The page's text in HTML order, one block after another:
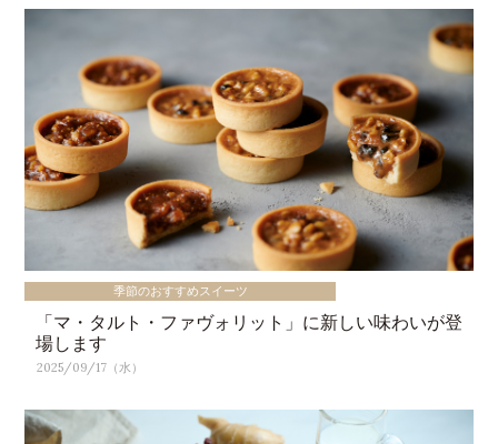
季節のおすすめスイーツ
「マ・タルト・ファヴォリット」に新しい味わいが登
場します
2025/09/17（水）